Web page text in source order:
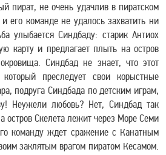
пират, не очень удачлив в пиратском
команде не удалось захватить ни
улыбается Синдбаду: старик Антиох
карту и предлагает плыть на остров
Синдбад не знает, что этот
преследует свои корыстные
подруга Синдбада по детским играм,
Неужели любовь? Нет, Синдбад так
остров Скелета лежит через Море Семи
команду ждет сражение с Канатным
заклятым врагом пиратом Кесамом.